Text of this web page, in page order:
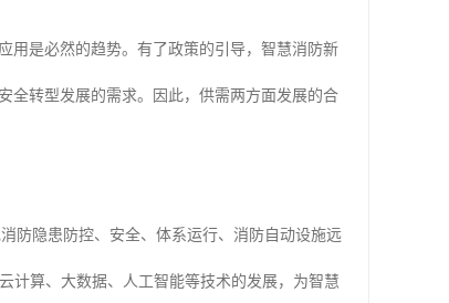
用是必然的趋势。有了政策的引导，智慧消防新
全转型发展的需求。因此，供需两方面发展的合
防隐患防控、安全、体系运行、消防自动设施远
计算、大数据、人工智能等技术的发展，为智慧